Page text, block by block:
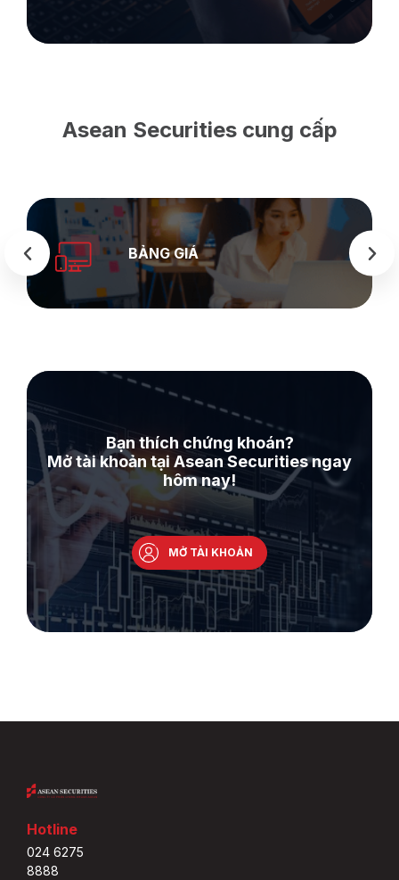
Asean Securities cung cấp
SEASTOCK
WEB
Bạn thích chứng khoán?
Mở tài khoản tại Asean Securities ngay
hôm nay!
MỞ TÀI KHOẢN
Hotline
024 6275
8888